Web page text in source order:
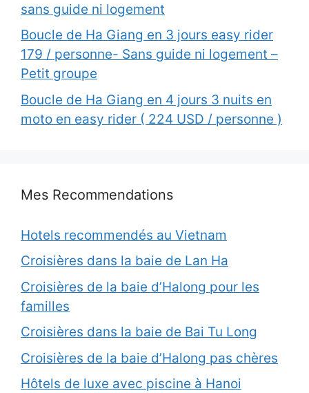
sans guide ni logement
Boucle de Ha Giang en 3 jours easy rider
179 / personne- Sans guide ni logement –
Petit groupe
Boucle de Ha Giang en 4 jours 3 nuits en
moto en easy rider ( 224 USD / personne )
Mes Recommendations
Hotels recommendés au Vietnam
Croisières dans la baie de Lan Ha
Croisières de la baie d’Halong pour les
familles
Croisières dans la baie de Bai Tu Long
Croisières de la baie d’Halong pas chères
Hôtels de luxe avec piscine à Hanoi